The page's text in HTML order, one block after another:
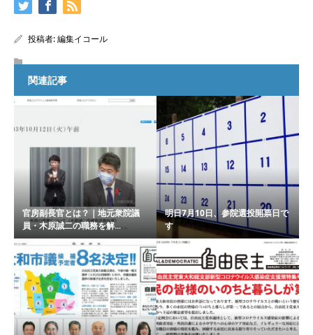
投稿者:編集イコール
関連記事
官房副長官とは？｜地元衆院議
員・木原誠二の職務を解...
明日7月10日、参院選投開票日で
す